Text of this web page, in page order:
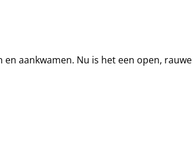
aankwamen. Nu is het een open,